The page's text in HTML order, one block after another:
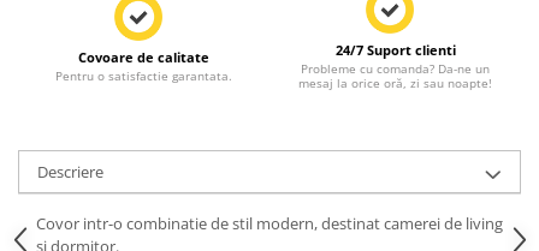
Covoare de calitate
Pentru o satisfactie garantata.
24/7 Suport clienti
Probleme cu comanda? Da-ne un
mesaj la orice oră, zi sau noapte!
Descriere
Covor intr-o combinatie de stil modern, destinat camerei de living
si dormitor.